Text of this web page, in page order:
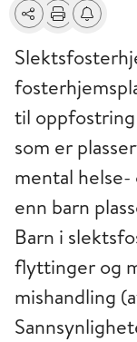
Del Skriv utFå varsel
til
som er
mental
enn barn
Barn i
flyttinger og
mishandling